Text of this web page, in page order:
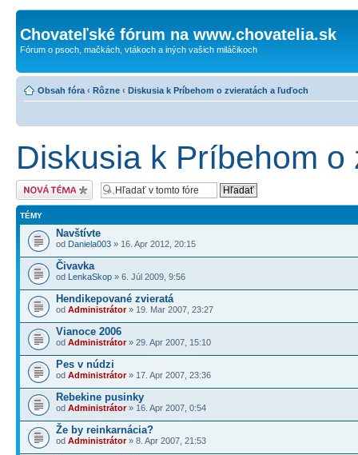
Chovateľské fórum na www.chovatelia.sk
Fórum o psoch, mačkách, vtákoch a iných vašich miláčikoch
Obsah fóra ‹ Rôzne ‹ Diskusia k Príbehom o zvieratách a ľuďoch
Diskusia k Príbehom
Odoslať novú tému
TÉMY
Navštívte
od Daniela003 » 16. Apr 2012, 20:15
Čivavka
od LenkaSkop » 6. Júl 2009, 9:56
Hendikepované zvieratá
od Administrátor» 19. Mar 2007, 23:27
Vianoce 2006
od Administrátor» 29. Apr 2007, 15:10
Pes v núdzi
od Administrátor» 17. Apr 2007, 23:36
Rebekine pusinky
od Administrátor» 16. Apr 2007, 0:54
Že by reinkarnácia?
od Administrátor» 8. Apr 2007, 21:53